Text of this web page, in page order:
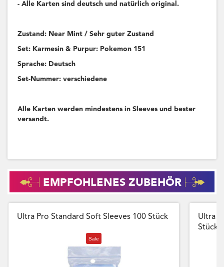
- Alle Karten sind deutsch und natürlich original.
Zustand: Near Mint / Sehr guter Zustand
Set: Karmesin & Purpur: Pokemon 151
Sprache: Deutsch
Set-Nummer: verschiedene
Alle Karten werden mindestens in Sleeves und bester
versandt.
EMPFOHLENES ZUBEHÖR
Ultra Pro Standard Soft Sleeves 100 Stück
Sale
Ultra
Stück